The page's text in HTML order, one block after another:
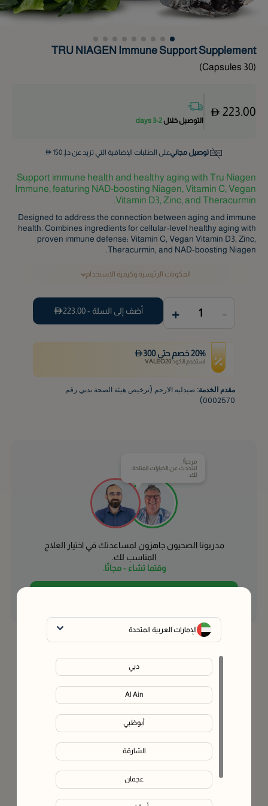
الإمارات العربية المتحدة
دبي
Al Ain
أبوظبي
الشارقة
عجمان
TRU NIAGEN Immune Support Supplement
(
30 Capsules
)
223.00
التوصيل خلال 2-3 days
توصيل مجانيعلى الطلبات الإضافية التي تزيد عن د.إ.150
Support immune health and healthy aging with Tru Niagen
Immune, featuring NAD-boosting Niagen, Vitamin C, Vegan
Vitamin D3, Zinc, and Theracurmin.
Designed to address the connection between aging and immune
health. Combines ingredients for cellular-level healthy aging with
proven immune defense: Vitamin C, Vegan Vitamin D3, Zinc,
Theracurmin, and NAD-boosting Niagen.
المكونات الرئيسية وكيفية الاستخدام
-
1
+ أضف إلى السلة -223.00
20% خصم حتى 300
استخدم الكودVALEO20
مقدم الخدمة: صيدليه الارحم (ترخيص هيئة الصحة بدبي رقم
0002570)
مرحباً!
لنتحدث عن الخيارات المتاحة
لك.
مدربونا الصحيون جاهزون لمساعدتك في اختيار العلاج
المناسب لك.
وقتما تشاء - مجانًا.